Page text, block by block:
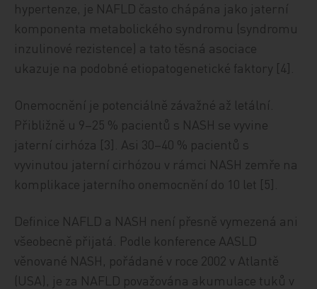
hypertenze, je NAFLD často chápána jako jaterní
komponenta metabolického syndromu (syndromu
inzulinové rezistence) a tato těsná asociace
ukazuje na podobné etiopatogenetické faktory [4].
Onemocnění je potenciálně závažné až letální.
Přibližně u 9–25 % pacientů s NASH se vyvine
jaterní cirhóza [3]. Asi 30–40 % pacientů s
vyvinutou jaterní cirhózou v rámci NASH zemře na
komplikace jaterního onemocnění do 10 let [5].
Definice NAFLD a NASH není přesně vymezená ani
všeobecně přijatá. Podle konference AASLD
věnované NASH, pořádané v roce 2002 v Atlantě
(USA), je za NAFLD považována akumulace tuků v